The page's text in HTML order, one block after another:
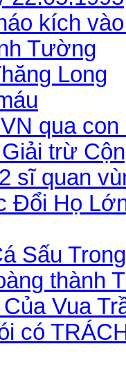
kích
Tường
Long
qua
trừ
sĩ quan
Đổi Họ
Sấu
thành
Vua
có